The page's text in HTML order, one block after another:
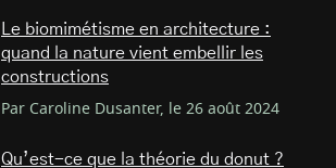
Le biomimétisme en architecture :
quand la nature vient embellir les
constructions
Par Caroline Dusanter, le 26 août 2024
Qu’est-ce que la théorie du donut ?